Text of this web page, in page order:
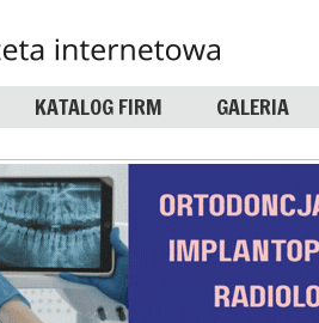
KATALOG FIRM GALERIA